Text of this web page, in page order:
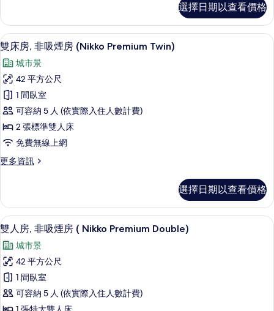
房
的
所
有
相
片
雙
人
房,
吸
煙
房
的
詳
情
選擇日期以查看價格
顯
示
雙
床
房,
非
吸
煙
房
Twin)
的
所
有
相
片
客房內保險箱、遮光布/窗簾、熨斗/
7
雙床房, 非吸煙房 (Nikko Premium Twin)
城市景
42 平方公尺
1 間臥室
可容納 5 人 (依實際入住人數計費)
2 張標準雙人床
免費無線上網
更多資訊
更
房,
非
吸
房
(Nikko
Premium
Twin)
的
詳
選擇日期以查看價格
顯
示
雙
人
房,
非
客房內保險箱、遮光布/窗簾、熨斗/
6
雙人房, 非吸煙房 ( Nikko Premium Double)
城市景
42 平方公尺
1 間臥室
可容納 5 人 (依實際入住人數計費)